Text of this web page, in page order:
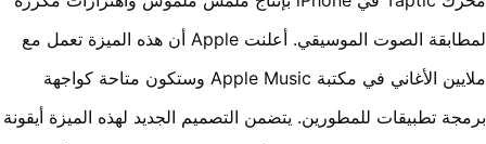
لمطابقة الصوت الموسيقي. أعلنت Apple أن هذه الميزة تعمل مع
ملايين الأغاني في مكتبة Apple Music وستكون متاحة كواجهة
تطبيقات للمطورين. يتضمن التصميم الجديد لهذه الميزة أيقونة